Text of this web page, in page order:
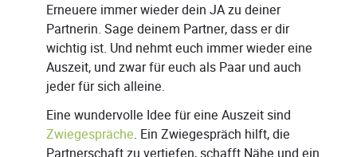
Erneuere immer wieder dein JA zu deiner
Partnerin. Sage deinem Partner, dass er dir
wichtig ist. Und nehmt euch immer wieder eine
Auszeit, und zwar für euch als Paar und auch
jeder für sich alleine.
Eine wundervolle Idee für eine Auszeit sind
Zwiegespräche. Ein Zwiegespräch hilft, die